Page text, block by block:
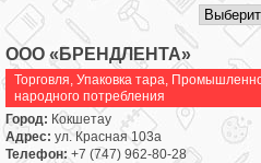
ООО «БРЕНДЛЕНТА»
Торговля, Упаковка тара,
народного потребления
Город: Кокшетау
Адрес: ул. Красная 103а
Телефон:+7 (747) 962-80-28